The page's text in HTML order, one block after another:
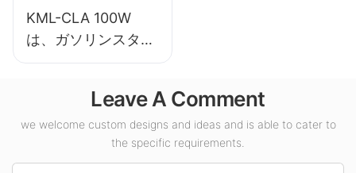
KML-CLA 100W
は、ガソリンスタン
ドや地下道などの屋
LED キャノピー ラ
イト サプライヤーで
Leave A Comment
we welcome custom designs and ideas and is able to cater to
the specific requirements.